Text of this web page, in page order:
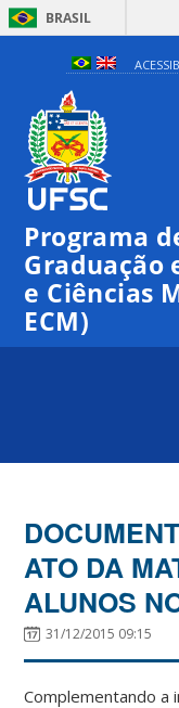
BRASIL
Programa
Graduação
e Ciências
ECM)
ATO DA
ALUNOS
31/12/2015 09:15
Complementando